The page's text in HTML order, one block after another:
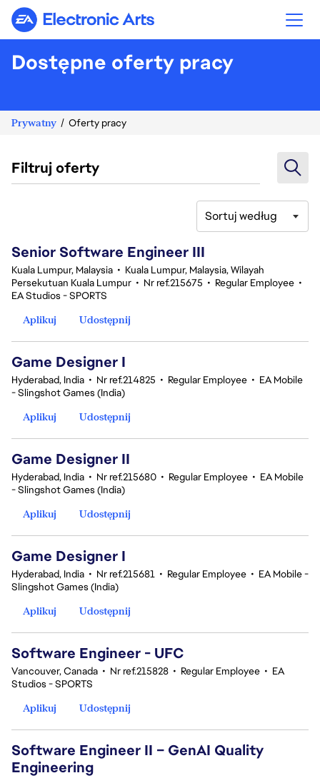
Electronic Arts
Dostępne oferty pracy
Prywatny Oferty pracy
Filtruj oferty
Sortuj według
Senior Software Engineer III
Kuala Lumpur, Malaysia • Kuala Lumpur, Malaysia, Wilayah
Persekutuan Kuala Lumpur • Nr ref.215675 • Regular Employee •
EA Studios - SPORTS
Aplikuj
Udostępnij
Game Designer I
Hyderabad, India • Nr ref.214825 • Regular Employee • EA Mobile
- Slingshot Games (India)
Aplikuj
Udostępnij
Game Designer II
Hyderabad, India • Nr ref.215680 • Regular Employee • EA Mobile
- Slingshot Games (India)
Aplikuj
Udostępnij
Game Designer I
Hyderabad, India • Nr ref.215681 • Regular Employee • EA Mobile -
Slingshot Games (India)
Aplikuj
Udostępnij
Software Engineer - UFC
Vancouver, Canada • Nr ref.215828 • Regular Employee • EA
Studios - SPORTS
Aplikuj
Udostępnij
Software Engineer II – GenAI Quality
Engineering